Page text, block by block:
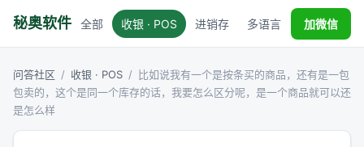
秘奥软件 全部 收银 · POS 进销存 多语言 税务对接
加微信
问答社区 / 收银 · POS /
比如说我有一个是按条买的商品，还有是一包
包卖的，这个是同一个库存的话，我要怎么区分呢，是一个商品就可以还
是怎么样